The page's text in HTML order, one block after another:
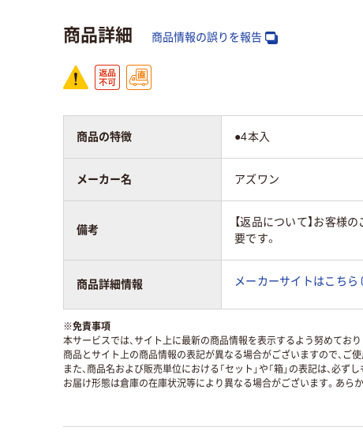
商品詳細 商品情報の誤りを報告
商品の特徴 ●4本入
メーカー名 アズワン
備考
【返品について】お客
要です。
商品詳細情報 メーカーサイトはこちら
※免責事項
本サービスでは、サイト上に最新の商品情報を表示するよう努めており
商品とサイト上の商品情報の表記が異なる場合がございますので、ご
また、商品名および販売単位における「セット」や「箱」の表記は、必
お届け形態は倉庫の在庫状況等により異なる場合がございます。あら